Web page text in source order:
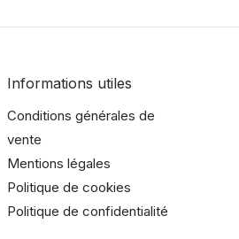
Informations utiles
Conditions générales de
vente
Mentions légales
Politique de cookies
Politique de confidentialité